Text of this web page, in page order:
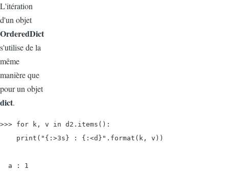
L'itération
d'un objet
OrderedDict
s'utilise de la
même
manière que
pour un objet
dict.
>>> for k, v in d2.items():
    print("{:>3s} : {:<d}".format(k, v))
  a : 1